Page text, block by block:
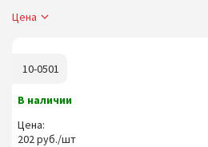
Цена
Цена:
202 руб./шт
В наличии
10-0501